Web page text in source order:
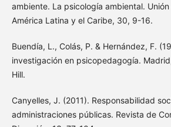
ambiente. La psicología ambiental.
América Latina y el Caribe, 30, 9-16.
Buendía, L., Colás, P. & Hernández, F.
investigación en psicopedagogía.
Hill.
Canyelles, J. (2011). Responsabilidad
administraciones públicas. Revista de